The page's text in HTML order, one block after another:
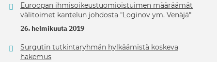
Euroopan ihmisoikeustuomioistuimen määräämät
välitoimet kantelun johdosta "Loginov ym. Venäjä"
26. helmikuuta 2019
Surgutin tutkintaryhmän hylkäämistä koskeva
hakemus